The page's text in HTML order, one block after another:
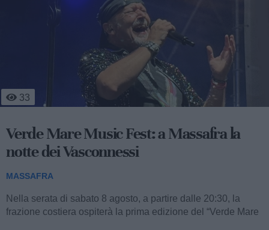
4
Massafra sul podio: la 13enne Francesca
Nitti è d'oro
MASSAFRA
A soli 13 anni, la giovanissima atleta massafrese Francesca
Nitti, portacolori del Settore Giovanile FITAV Regione